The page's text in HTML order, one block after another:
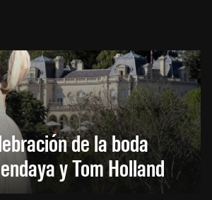
de la boda
y Tom Holland